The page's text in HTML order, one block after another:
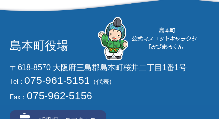
島本町役場
〒618-8570 大阪府三島郡島本町桜井二丁目1番1号
Tel： 075-961-5151 （代表）
Fax： 075-962-5156